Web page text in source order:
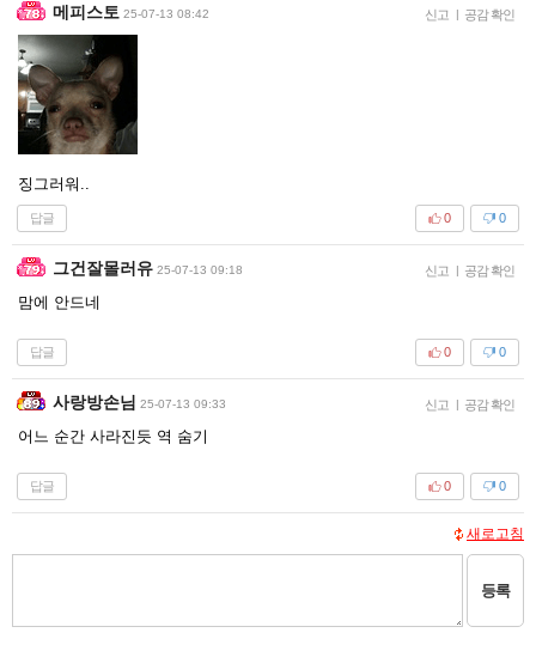
메피스토 25-07-13 08:42 신고 | 공감 확인
징그러워..
답글 0
0
그건잘몰러유 25-07-13 09:18 신고 | 공감 확인
맘에 안드네
답글 0
0
사랑방손님 25-07-13 09:33 신고 | 공감 확인
어느 순간 사라진듯 역 숨기
답글 0
0
새로고침
등록